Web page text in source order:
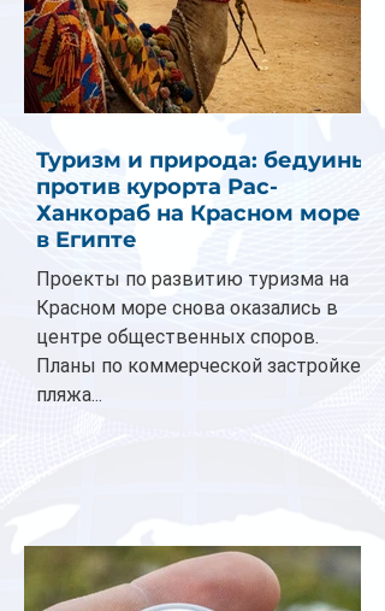
Туризм и природа: бедуины
против курорта Рас-
Ханкораб на Красном море
в Египте
Проекты по развитию туризма на
Красном море снова оказались в
центре общественных споров.
Планы по коммерческой застройке
пляжа...